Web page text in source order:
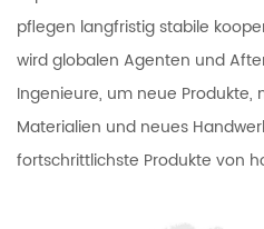
pflegen langfristig stabile
wird globalen Agenten und
Ingenieure, um neue Produkte,
Materialien und neues
fortschrittlichste Produkte von